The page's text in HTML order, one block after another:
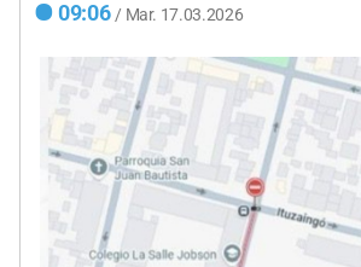
09:06 / Mar. 17.03.2026